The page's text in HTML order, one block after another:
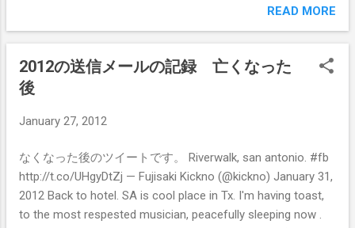
父様であるAnthony Reale氏に寄付を送れるボタンが出てき
カウントで支払うか（画面右側）、クレジットカードで支
払うか（画面左）を選択できます。クレジットカードさえ
あれば、新たにpaypalのアカウントを作成する必要はあり
ト使用可能です） 自分が寄付したい金額を入力して、クレ
まMarkのお父様の口座に届きます。アメリカは日本と違い
国民保険がない為、医療費がとんでもなく高いです。（盲
腸で250～300万円だとか…ずっとこん睡状態で入院してい
た事を考えると大変な高額負担だと推察されます。。） 実
READ MORE
2012の送信メールの記録 亡くなった
後
January 27, 2012
なくなった後のツイートです。 Riverwalk, san antonio. #fb
http://t.co/UHgyDtZj — Fujisaki Kickno (@kickno) January 31,
2012 Back to hotel. SA is cool place in Tx. I'm having toast,
to the most respested musician, peacefully sleeping now .